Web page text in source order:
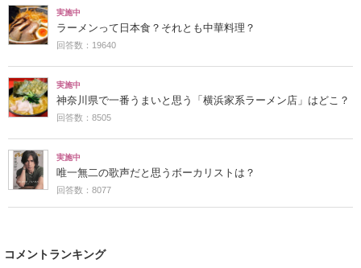
実施中
ラーメンって日本食？それとも中華料理？
回答数：19640
実施中
神奈川県で一番うまいと思う「横浜家系ラーメン店」はどこ？
回答数：8505
実施中
唯一無二の歌声だと思うボーカリストは？
回答数：8077
コメントランキング